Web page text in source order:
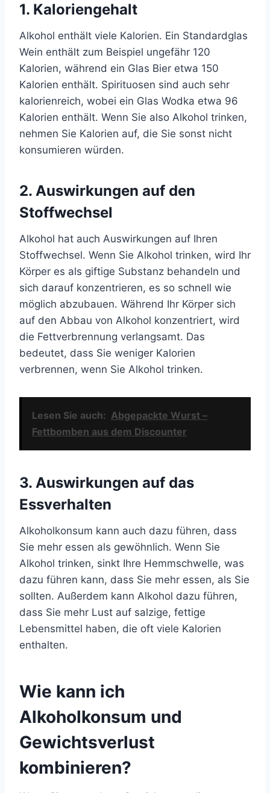
1. Kaloriengehalt
Alkohol enthält viele Kalorien. Ein Standardglas
Wein enthält zum Beispiel ungefähr 120
Kalorien, während ein Glas Bier etwa 150
Kalorien enthält. Spirituosen sind auch sehr
kalorienreich, wobei ein Glas Wodka etwa 96
Kalorien enthält. Wenn Sie also Alkohol trinken,
nehmen Sie Kalorien auf, die Sie sonst nicht
konsumieren würden.
2. Auswirkungen auf den
Stoffwechsel
Alkohol hat auch Auswirkungen auf Ihren
Stoffwechsel. Wenn Sie Alkohol trinken, wird Ihr
Körper es als giftige Substanz behandeln und
sich darauf konzentrieren, es so schnell wie
möglich abzubauen. Während Ihr Körper sich
auf den Abbau von Alkohol konzentriert, wird
die Fettverbrennung verlangsamt. Das
bedeutet, dass Sie weniger Kalorien
verbrennen, wenn Sie Alkohol trinken.
Lesen Sie auch: Abgepackte Wurst –
Fettbomben aus dem Discounter
3. Auswirkungen auf das
Essverhalten
Alkoholkonsum kann auch dazu führen, dass
Sie mehr essen als gewöhnlich. Wenn Sie
Alkohol trinken, sinkt Ihre Hemmschwelle, was
dazu führen kann, dass Sie mehr essen, als Sie
sollten. Außerdem kann Alkohol dazu führen,
dass Sie mehr Lust auf salzige, fettige
Lebensmittel haben, die oft viele Kalorien
enthalten.
Wie kann ich
Alkoholkonsum und
Gewichtsverlust
kombinieren?